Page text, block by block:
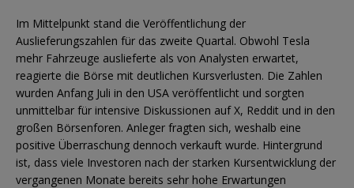
Im Mittelpunkt stand die Veröffentlichung der
Auslieferungszahlen für das zweite Quartal. Obwohl Tesla
mehr Fahrzeuge auslieferte als von Analysten erwartet,
reagierte die Börse mit deutlichen Kursverlusten. Die Zahlen
wurden Anfang Juli in den USA veröffentlicht und sorgten
unmittelbar für intensive Diskussionen auf X, Reddit und in den
großen Börsenforen. Anleger fragten sich, weshalb eine
positive Überraschung dennoch verkauft wurde. Hintergrund
ist, dass viele Investoren nach der starken Kursentwicklung der
vergangenen Monate bereits sehr hohe Erwartungen